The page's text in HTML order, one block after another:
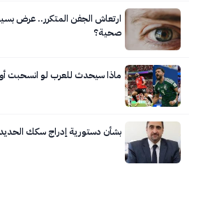
ارتعاش الجفن المتكرر.. عرض
صحية؟
ماذا سيحدث للعرب لو انسحبت
بشأن دستورية إدراج سكك